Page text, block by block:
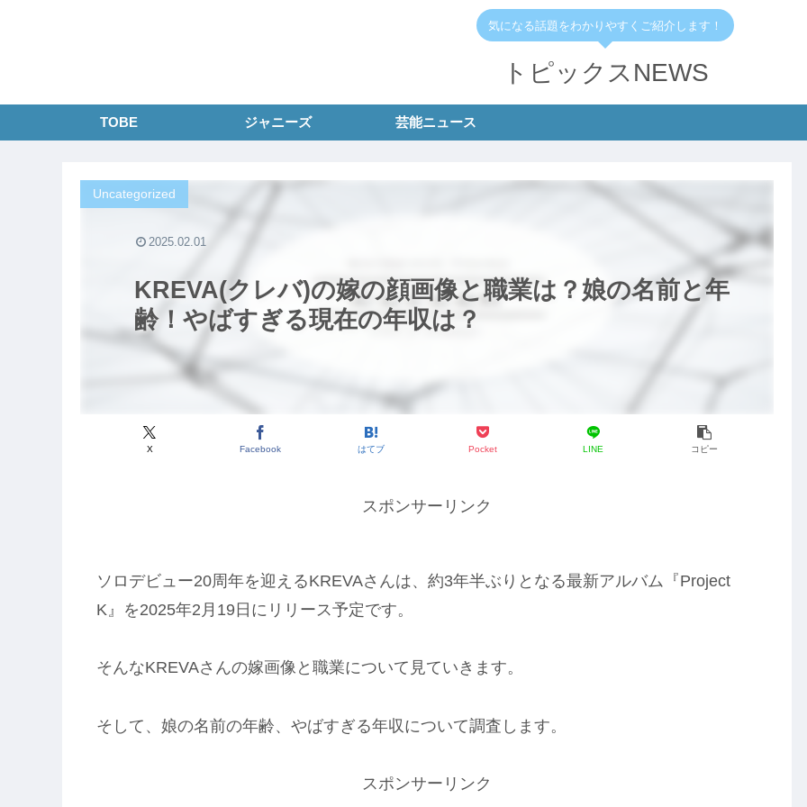
気になる話題をわかりやすくご紹介します！
トピックスNEWS
TOBE ジャニーズ 芸能ニュース
KREVA(クレバ)の嫁の顔画像と職業は？娘の名前と年
齢！やばすぎる現在の年収は？
Uncategorized
X Facebook はてブ Pocket LINE コピー
2025.02.01
スポンサーリンク
ソロデビュー20周年を迎えるKREVAさんは、約3年半ぶりとなる最新アルバム『Project
K』を2025年2月19日にリリース予定です。
そんなKREVAさんの嫁画像と職業について見ていきます。
そして、娘の名前の年齢、やばすぎる年収について調査します。
スポンサーリンク